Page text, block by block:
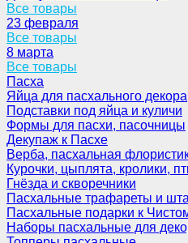
Все товары
23 февраля
Все товары
8 марта
Все товары
Пасха
Яйца для пасхального декора
Подставки под яйца и куличи
Формы для пасхи, пасочницы
Декупаж к Пасхе
Верба, пасхальная
Курочки, цыплята, кролики,
Гнёзда и скворечники
Пасхальные трафареты и
Пасхальные подарки к
Наборы пасхальные для